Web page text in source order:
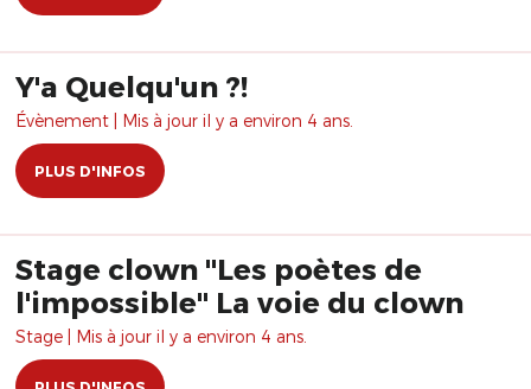
Y'a Quelqu'un ?!
Évènement | Mis à jour il y a environ 4 ans.
PLUS D'INFOS
Stage clown "Les poètes de
l'impossible" La voie du clown
Stage | Mis à jour il y a environ 4 ans.